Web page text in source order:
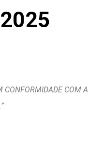
CONFORMIDADE COM A